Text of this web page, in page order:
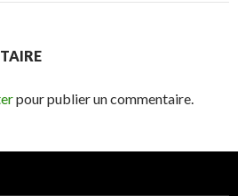
pour publier un commentaire.